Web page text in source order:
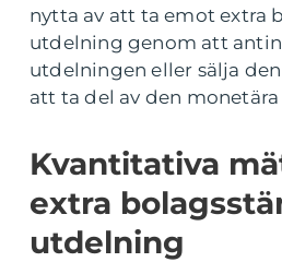
nytta av att ta emot extra
utdelning genom att
utdelningen eller sälja
att ta del av den
Kvantitativa
extra
utdelning